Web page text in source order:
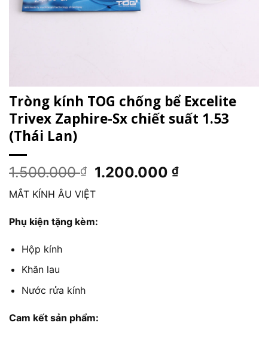
Tròng kính TOG chống bể Excelite
Trivex Zaphire-Sx chiết suất 1.53
(Thái Lan)
1.500.000₫
Giá
gốc
1.200.000₫Giá
MẮT KÍNH ÂU VIỆT
Phụ kiện tặng kèm:
Hộp kính
Khăn lau
Nước rửa kính
Cam kết sản phẩm: